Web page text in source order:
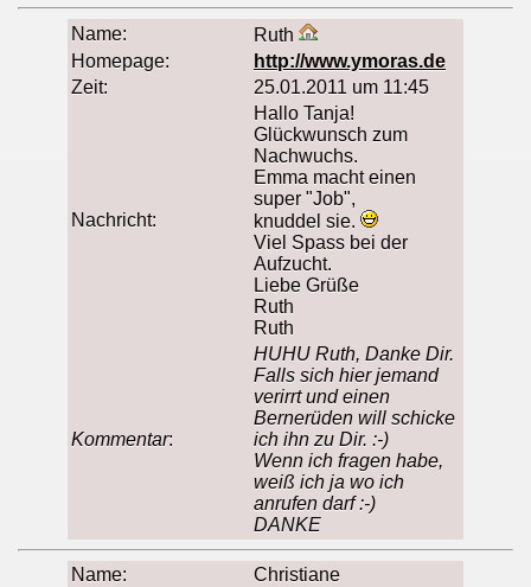
Name:
Ruth
Homepage:
http://www.ymoras.de
Zeit:
25.01.2011 um 11:45
Nachricht:
Hallo Tanja!
Glückwunsch zum
Nachwuchs.
Emma macht einen
super "Job",
knuddel sie.
Viel Spass bei der
Aufzucht.
Liebe Grüße
Ruth
Ruth
Kommentar:
HUHU Ruth, Danke Dir.
Falls sich hier jemand
verirrt und einen
Bernerüden will schicke
ich ihn zu Dir. :-)
Wenn ich fragen habe,
weiß ich ja wo ich
anrufen darf :-)
DANKE
Name:
Christiane